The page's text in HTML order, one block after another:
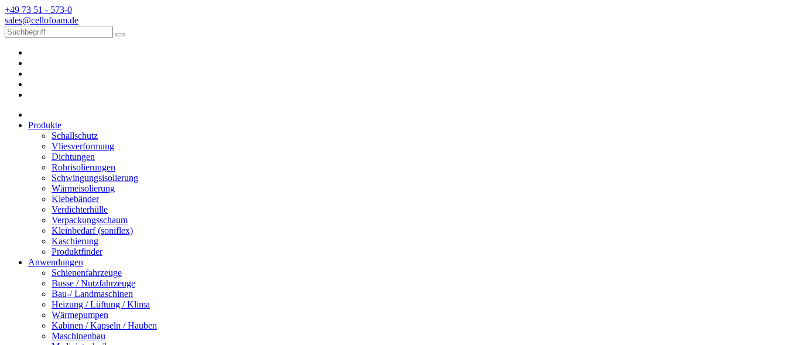
+49 73 51 - 573-0
sales@cellofoam.de
Produkte
Schallschutz
Vliesverformung
Dichtungen
Rohrisolierungen
Schwingungsisolierung
Wärmeisolierung
Klebebänder
Verdichterhülle
Verpackungsschaum
Kleinbedarf (soniflex)
Kaschierung
Produktfinder
Anwendungen
Schienenfahrzeuge
Busse / Nutzfahrzeuge
Bau-/ Landmaschinen
Heizung / Lüftung / Klima
Wärmepumpen
Kabinen / Kapseln / Hauben
Maschinenbau